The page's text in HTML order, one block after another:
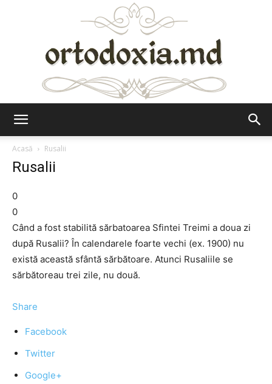
Acasă
Rusalii
Rusalii
0
0
Când a fost stabilită sărbatoarea Sfintei Treimi a doua zi
după Rusalii? În calendarele foarte vechi (ex. 1900) nu
există această sfântă sărbătoare. Atunci Rusaliile se
sărbătoreau trei zile, nu două.
Share
Facebook
Twitter
Google+